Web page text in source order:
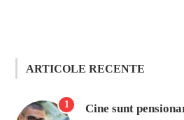
ARTICOLE RECENTE
1
Cine sunt